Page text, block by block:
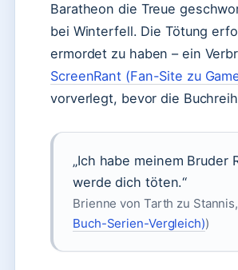
Baratheon die Treue
bei Winterfell. Die Tötung
ermordet zu haben – ein
ScreenRant (Fan-Site zu
vorverlegt, bevor die
„Ich habe meinem
werde dich töten.“
Brienne von Tarth zu
Buch-Serien-Vergleich))